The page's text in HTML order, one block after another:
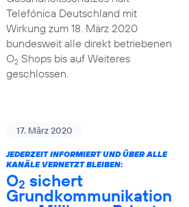
Telefónica Deutschland mit
Wirkung zum 18. März 2020
bundesweit alle direkt betriebenen
O2Shops bis auf Weiteres
geschlossen.
17. März 2020
JEDERZEIT INFORMIERT UND ÜBER ALLE
KANÄLE VERNETZT BLEIBEN:
O2 sichert
Grundkommunikation